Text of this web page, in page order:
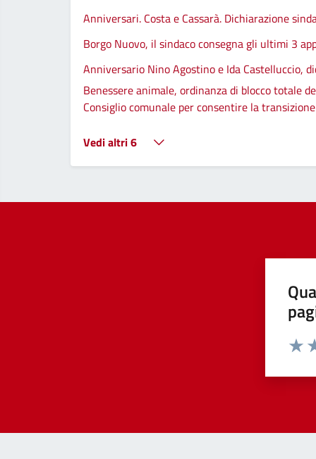
Anniversari. Costa e Cassarà. Dichiarazione
Borgo Nuovo, il sindaco consegna gli ultimi 3
Anniversario Nino Agostino e Ida Castelluccio,
Benessere animale, ordinanza di blocco totale
Consiglio comunale per consentire la
Vedi altri 6